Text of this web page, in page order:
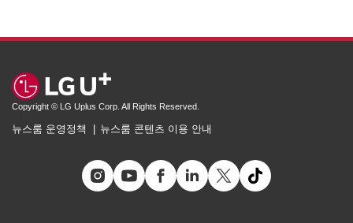
Copyright © LG Uplus Corp. All Rights Reserved.
뉴스룸 운영정책 뉴스룸 콘텐츠 이용 안내